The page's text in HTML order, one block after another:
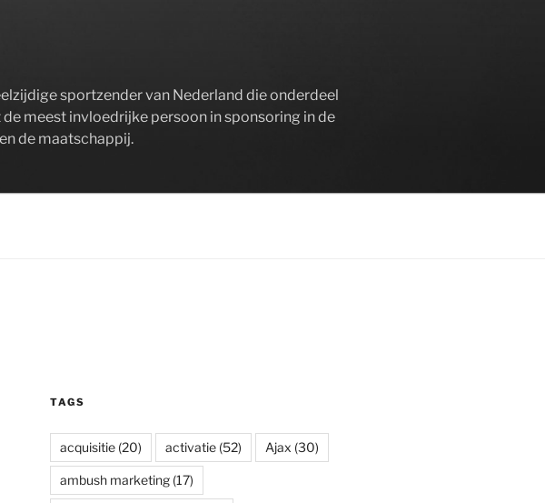
sportzender van Nederland die onderdeel
meest invloedrijke persoon in sponsoring in de
de maatschappij.
TAGS
acquisitie(20) activatie(52) Ajax (30)
ambush marketing(17)